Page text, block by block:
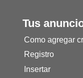
Tus
Como agregar
Registro
Insertar